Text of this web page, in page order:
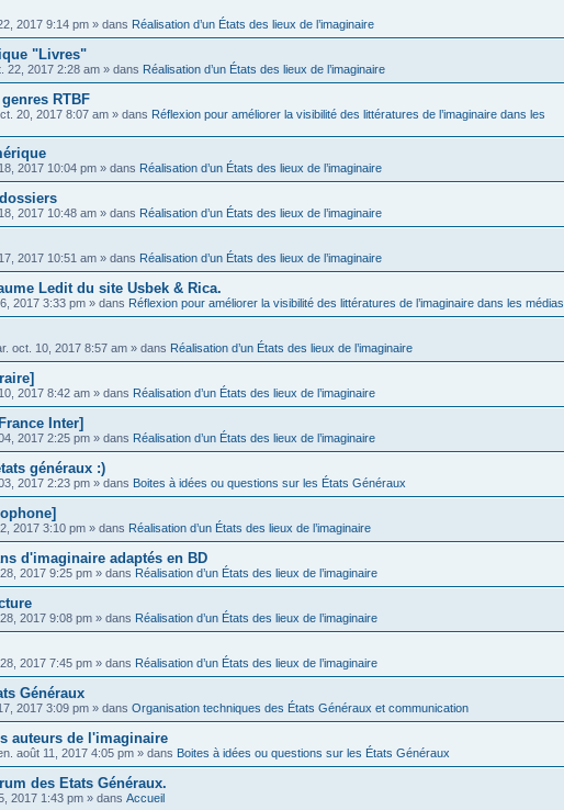
2017 9:14 pm » dans Réalisation d’un États des lieux de l’imaginaire
"Livres"
22, 2017 2:28 am » dans Réalisation d’un États des lieux de l’imaginaire
RTBF
20, 2017 8:07 am » dans Réflexion pour améliorer la visibilité des littératures de l’imaginaire dans les
2017 10:04 pm » dans Réalisation d’un États des lieux de l’imaginaire
2017 10:48 am » dans Réalisation d’un États des lieux de l’imaginaire
2017 10:51 am » dans Réalisation d’un États des lieux de l’imaginaire
Ledit du site Usbek & Rica.
2017 3:33 pm » dans Réflexion pour améliorer la visibilité des littératures de l’imaginaire dans les médias
oct. 10, 2017 8:57 am » dans Réalisation d’un États des lieux de l’imaginaire
2017 8:42 am » dans Réalisation d’un États des lieux de l’imaginaire
Inter]
2017 2:25 pm » dans Réalisation d’un États des lieux de l’imaginaire
généraux :)
2017 2:23 pm » dans Boites à idées ou questions sur les États Généraux
2017 3:10 pm » dans Réalisation d’un États des lieux de l’imaginaire
d'imaginaire adaptés en BD
2017 9:25 pm » dans Réalisation d’un États des lieux de l’imaginaire
2017 9:08 pm » dans Réalisation d’un États des lieux de l’imaginaire
2017 7:45 pm » dans Réalisation d’un États des lieux de l’imaginaire
Généraux
2017 3:09 pm » dans Organisation techniques des États Généraux et communication
auteurs de l'imaginaire
août 11, 2017 4:05 pm » dans Boites à idées ou questions sur les États Généraux
des Etats Généraux.
2017 1:43 pm » dans Accueil